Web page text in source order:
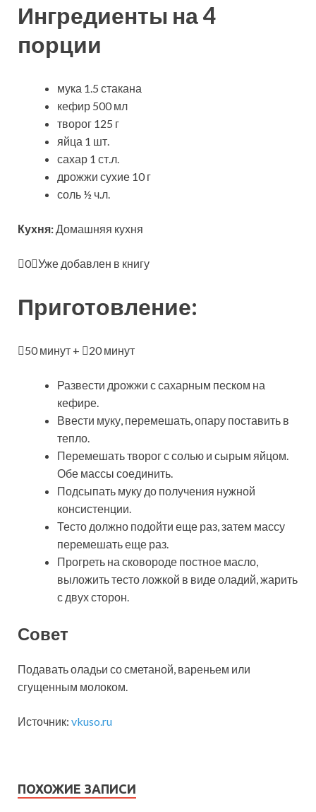
Ингредиенты на 4
порции
мука 1.5 стакана
кефир 500 мл
творог 125 г
яйца 1 шт.
сахар 1 ст.л.
дрожжи сухие 10 г
соль ½ ч.л.
Кухня: Домашняя кухня
0 Уже добавлен в книгу
Приготовление:
50 минут + 20 минут
Развести дрожжи с сахарным песком на
кефире.
Ввести муку, перемешать, опару поставить в
тепло.
Перемешать творог с солью и сырым яйцом.
Обе массы соединить.
Подсыпать муку до получения нужной
консистенции.
Тесто должно подойти еще раз, затем массу
перемешать еще раз.
Прогреть на сковороде постное масло,
выложить тесто ложкой в виде оладий, жарить
с двух сторон.
Совет
Подавать оладьи со сметаной, вареньем или
сгущенным молоком.
Источник: vkuso.ru
ПОХОЖИЕ ЗАПИСИ